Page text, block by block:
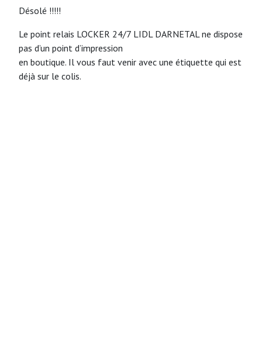
Désolé !!!!!
Le point relais LOCKER 24/7 LIDL DARNETAL ne dispose
pas d’un point d’impression
en boutique. Il vous faut venir avec une étiquette qui est
déjà sur le colis.